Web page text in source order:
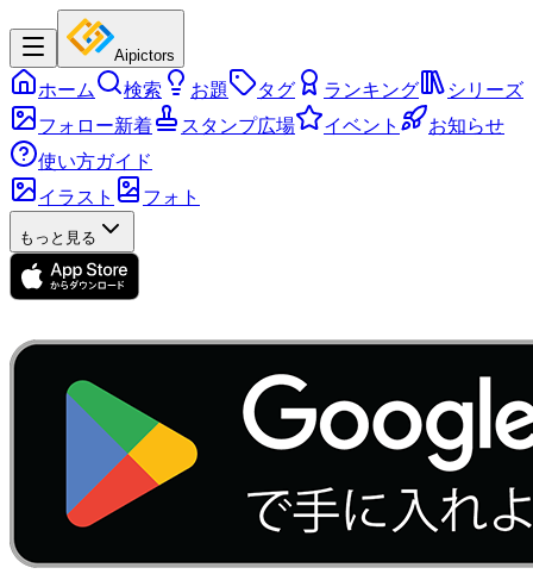
Aipictors
ホーム 検索 お題 タグ ランキング
シリーズ
フォロー新着
スタンプ広場 イベント
お知らせ
使い方ガイド
イラスト
フォト
もっと見る